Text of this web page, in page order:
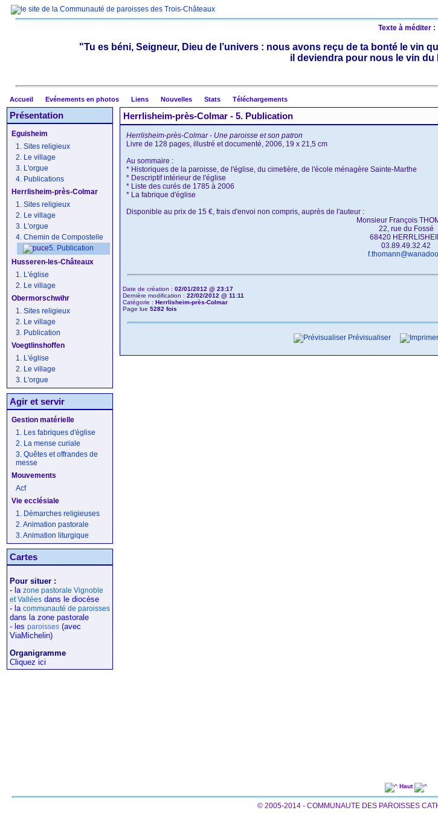
Texte à méditer :
"Tu es béni, Seigneur, Dieu de l’univers : nous avons reçu de ta bonté le vin
il deviendra pour nous le vin du
Accueil Evénements en photos Liens Nouvelles Stats Téléchargements
Présentation
Eguisheim
1. Sites religieux
2. Le village
3. L'orgue
4. Publications
Herrlisheim-près-Colmar
1. Sites religieux
2. Le village
3. L'orgue
4. Chemin de Compostelle
5. Publication
Husseren-les-Châteaux
1. L'église
2. Le village
Obermorschwihr
1. Sites religieux
2. Le village
3. Publication
Voegtlinshoffen
1. L'église
2. Le village
3. L'orgue
Agir et servir
Gestion matérielle
1. Les fabriques d'église
2. La mense curiale
3. Quêtes et offrandes de
messe
Mouvements
Acf
Vie ecclésiale
1. Démarches religieuses
2. Animation pastorale
3. Animation liturgique
Cartes
Pour situer :
- la zone pastorale Vignoble
et Vallées dans le diocèse
- la communauté de paroisses
dans la zone pastorale
- les paroisses (avec
ViaMichelin)
Organigramme
Cliquez ici
Herrlisheim-près-Colmar - 5. Publication
Herrlisheim-près-Colmar - Une paroisse et son patron
Livre de 128 pages, illustré et documenté, 2006, 19 x 21,5 cm
Au sommaire :
* Historiques de la paroisse, de l'église, du cimetière, de l'école ménagère Sainte-Marthe
* Descriptif intérieur de l'église
* Liste des curés de 1785 à 2006
* La fabrique d'église
Disponible au prix de 15 €, frais d'envoi non compris, auprès de l'auteur :
Monsieur François
22, rue du Fossé
68420
03.89.49.32.42
Date de création : 02/01/2012 @ 23:17
Dernière modification : 22/02/2012 @ 11:11
Catégorie : Herrlisheim-près-Colmar
Page lue 5282 fois
Prévisualiser
Haut
© 2005-2014 - COMMUNAUTE DES PAROISSES